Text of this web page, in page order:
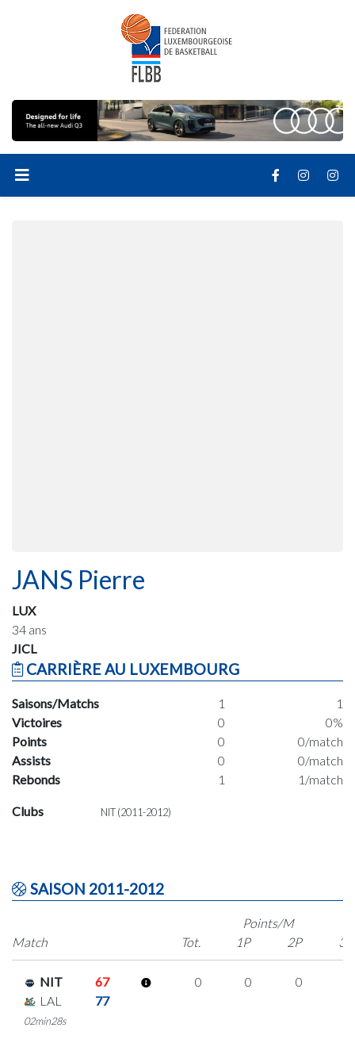
JANS Pierre
LUX
34 ans
JICL
CARRIÈRE AU LUXEMBOURG
Saisons/Matchs 1
1
Victoires
0
0%
Points
0
0/match
Assists
0
0/match
Rebonds
1 1/match
Clubs NIT (2011-2012)
SAISON 2011-2012
Match
Points/M
Tot.
1P 2P 3P
NIT
67
LAL
77
02min28s
0 0 0